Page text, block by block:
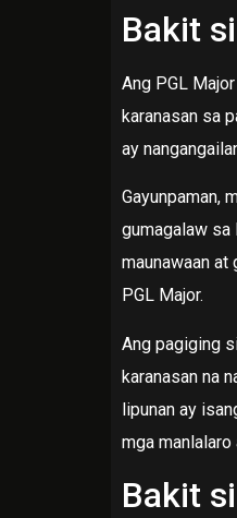
Bakit
Ang PGL
karanasan sa
ay
Gayunpaman,
gumagalaw sa
maunawaan
PGL Major.
Ang pagiging
karanasan na
lipunan ay
mga manlalaro
Bakit